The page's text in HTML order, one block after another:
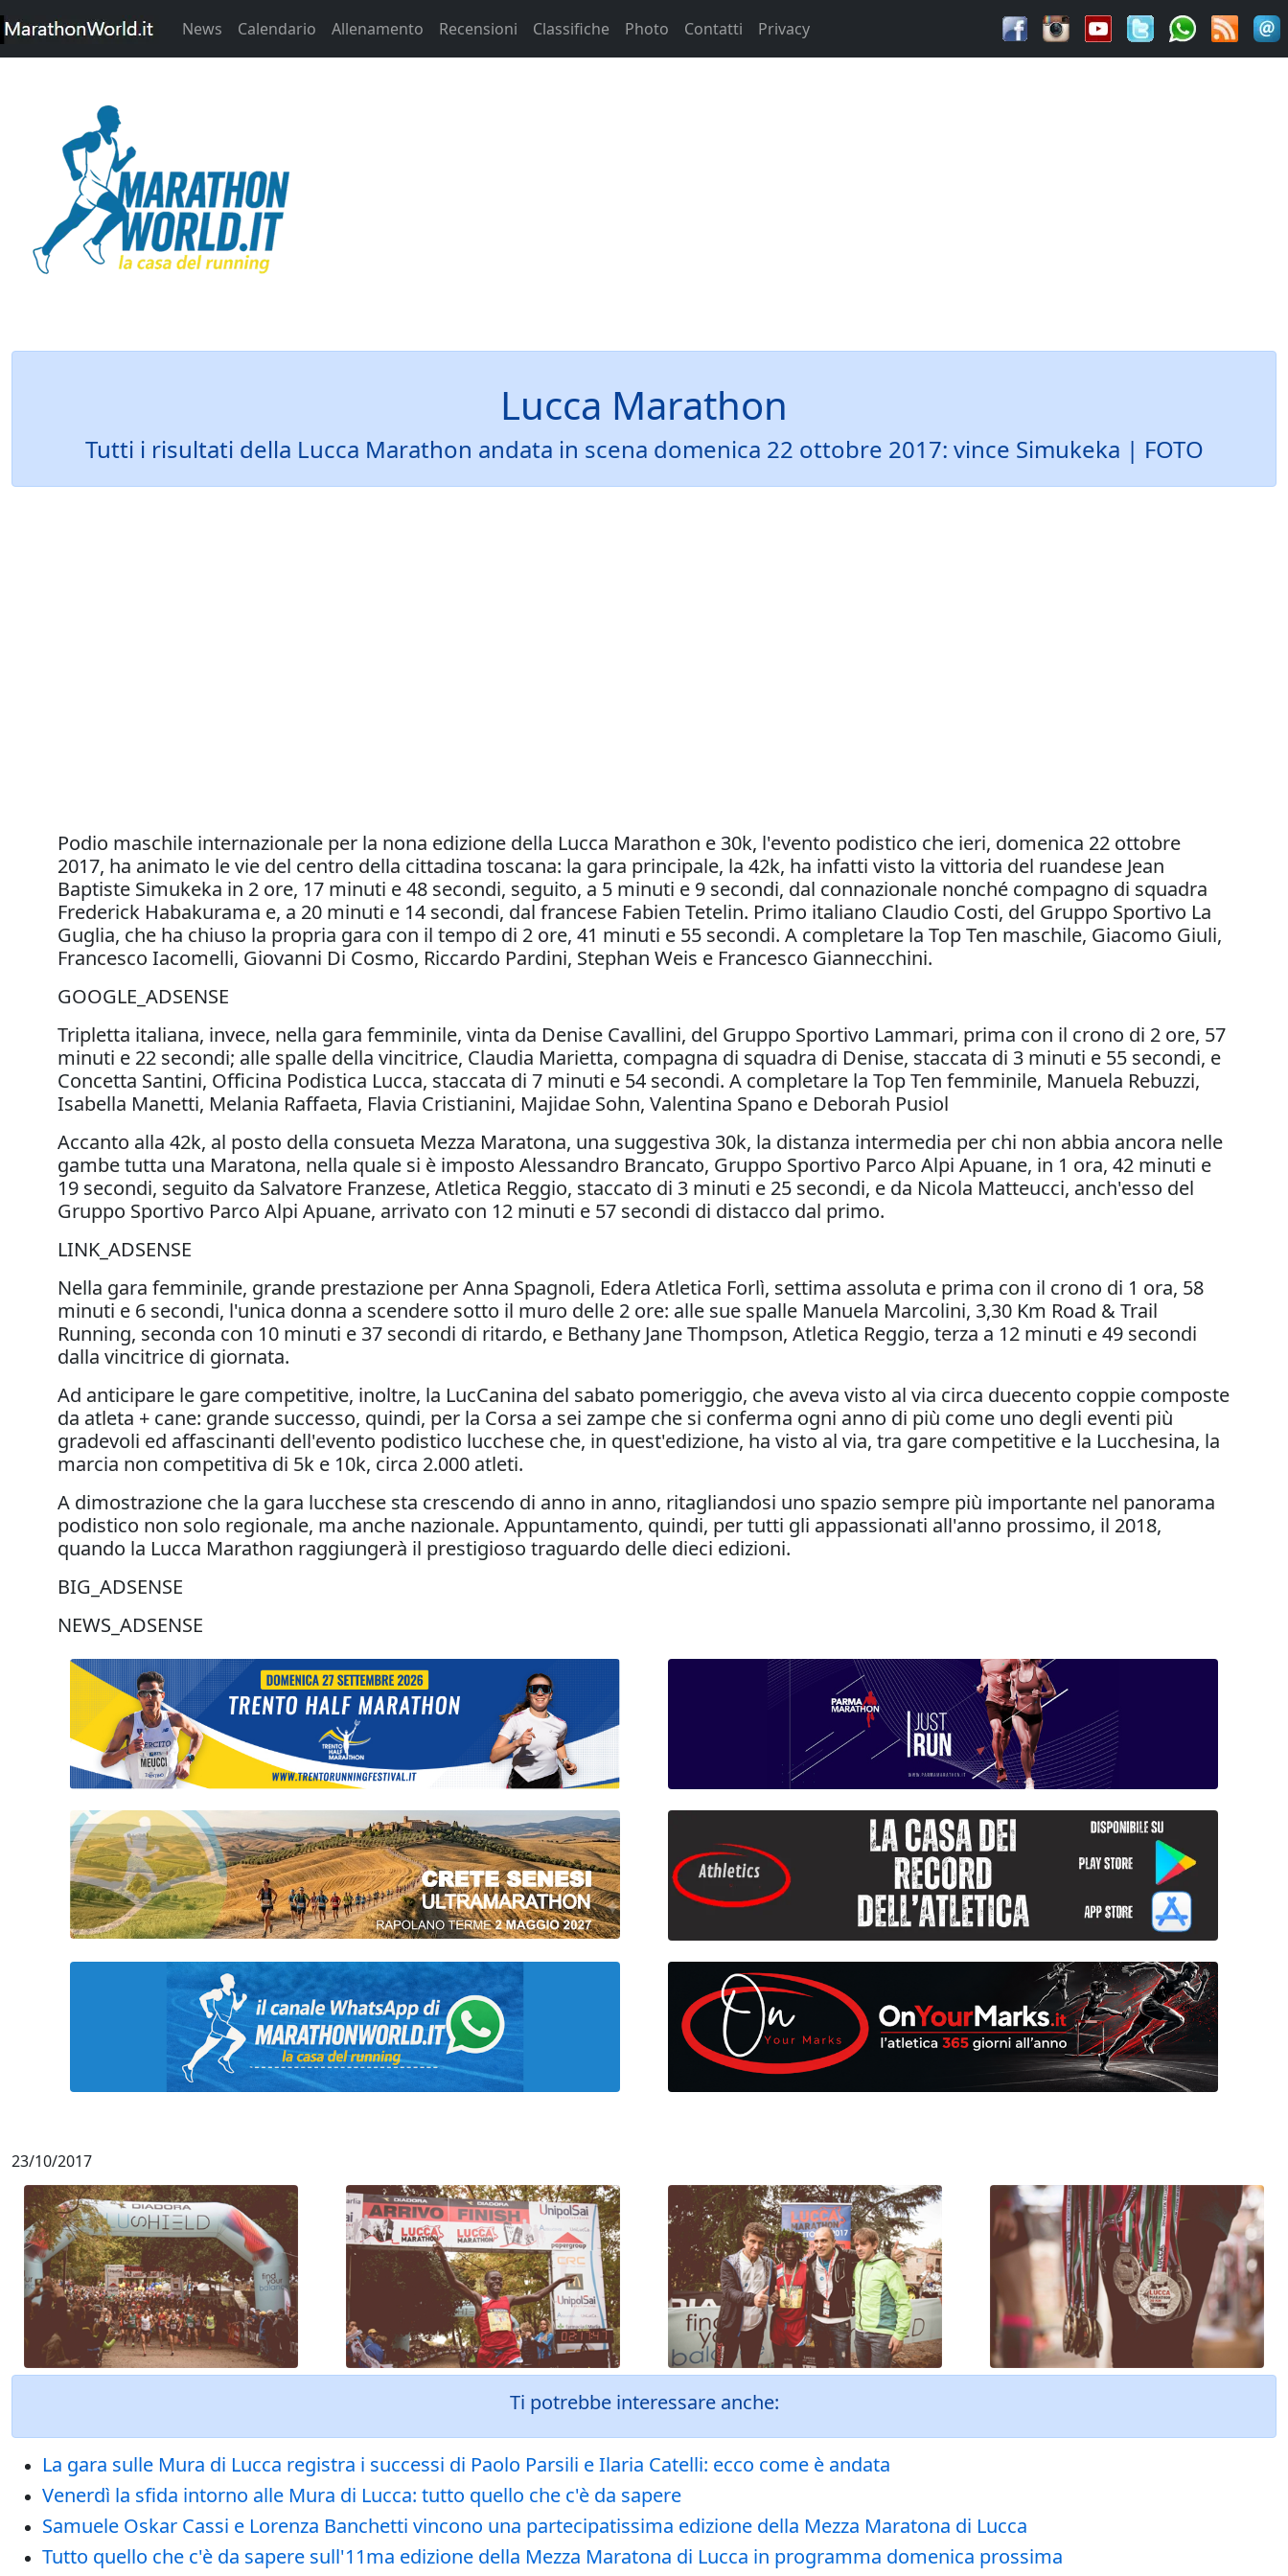
News Calendario Allenamento Recensioni Classifiche Photo Contatti Privacy
Lucca Marathon
Tutti i risultati della Lucca Marathon andata in scena domenica 22 ottobre 2017: vince Simukeka | FOTO
Podio maschile internazionale per la nona edizione della Lucca Marathon e 30k, l'evento podistico che ieri, domenica 22 ottobre
2017, ha animato le vie del centro della cittadina toscana: la gara principale, la 42k, ha infatti visto la vittoria del ruandese Jean
Baptiste Simukeka in 2 ore, 17 minuti e 48 secondi, seguito, a 5 minuti e 9 secondi, dal connazionale nonché compagno di squadra
Frederick Habakurama e, a 20 minuti e 14 secondi, dal francese Fabien Tetelin. Primo italiano Claudio Costi, del Gruppo Sportivo La
Guglia, che ha chiuso la propria gara con il tempo di 2 ore, 41 minuti e 55 secondi. A completare la Top Ten maschile, Giacomo Giuli,
Francesco Iacomelli, Giovanni Di Cosmo, Riccardo Pardini, Stephan Weis e Francesco Giannecchini.
GOOGLE_ADSENSE
Tripletta italiana, invece, nella gara femminile, vinta da Denise Cavallini, del Gruppo Sportivo Lammari, prima con il crono di 2 ore, 57
minuti e 22 secondi; alle spalle della vincitrice, Claudia Marietta, compagna di squadra di Denise, staccata di 3 minuti e 55 secondi, e
Concetta Santini, Officina Podistica Lucca, staccata di 7 minuti e 54 secondi. A completare la Top Ten femminile, Manuela Rebuzzi,
Isabella Manetti, Melania Raffaeta, Flavia Cristianini, Majidae Sohn, Valentina Spano e Deborah Pusiol
Accanto alla 42k, al posto della consueta Mezza Maratona, una suggestiva 30k, la distanza intermedia per chi non abbia ancora nelle
gambe tutta una Maratona, nella quale si è imposto Alessandro Brancato, Gruppo Sportivo Parco Alpi Apuane, in 1 ora, 42 minuti e
19 secondi, seguito da Salvatore Franzese, Atletica Reggio, staccato di 3 minuti e 25 secondi, e da Nicola Matteucci, anch'esso del
Gruppo Sportivo Parco Alpi Apuane, arrivato con 12 minuti e 57 secondi di distacco dal primo.
LINK_ADSENSE
Nella gara femminile, grande prestazione per Anna Spagnoli, Edera Atletica Forlì, settima assoluta e prima con il crono di 1 ora, 58
minuti e 6 secondi, l'unica donna a scendere sotto il muro delle 2 ore: alle sue spalle Manuela Marcolini, 3,30 Km Road & Trail
Running, seconda con 10 minuti e 37 secondi di ritardo, e Bethany Jane Thompson, Atletica Reggio, terza a 12 minuti e 49 secondi
dalla vincitrice di giornata.
Ad anticipare le gare competitive, inoltre, la LucCanina del sabato pomeriggio, che aveva visto al via circa duecento coppie composte
da atleta + cane: grande successo, quindi, per la Corsa a sei zampe che si conferma ogni anno di più come uno degli eventi più
gradevoli ed affascinanti dell'evento podistico lucchese che, in quest'edizione, ha visto al via, tra gare competitive e la Lucchesina, la
marcia non competitiva di 5k e 10k, circa 2.000 atleti.
A dimostrazione che la gara lucchese sta crescendo di anno in anno, ritagliandosi uno spazio sempre più importante nel panorama
podistico non solo regionale, ma anche nazionale. Appuntamento, quindi, per tutti gli appassionati all'anno prossimo, il 2018,
quando la Lucca Marathon raggiungerà il prestigioso traguardo delle dieci edizioni.
BIG_ADSENSE
NEWS_ADSENSE
23/10/2017
Ti potrebbe interessare anche:
La gara sulle Mura di Lucca registra i successi di Paolo Parsili e Ilaria Catelli: ecco come è andata
Venerdì la sfida intorno alle Mura di Lucca: tutto quello che c'è da sapere
Samuele Oskar Cassi e Lorenza Banchetti vincono una partecipatissima edizione della Mezza Maratona di Lucca
Tutto quello che c'è da sapere sull'11ma edizione della Mezza Maratona di Lucca in programma domenica prossima